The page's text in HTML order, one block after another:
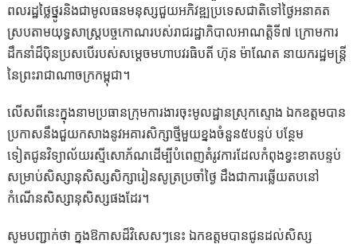
ពលរដ្ឋថ្លៃថ្នូរនិងជាមូលធនមនុស្សជួយអភិវឌ្ឍប្រទេសជាតិទៅថ្ងៃអនាគត
ស្របតាមយុទ្ធសាស្ត្របច្ចកោណរបស់រាជរដ្ឋាភិបាលអាណត្តិទី៧ ក្រោមការ
ដឹកនាំដ៏ប៉ិនប្រសបើរបស់សម្ដេចមហាបវរធិបតី ហ៊ុន ម៉ាណែត នាយករដ្ឋមន្ត្រី
នៃព្រះរាជាណាចក្រកម្ពុជា។
លើសពីនេះក្នុងនាមប្រធានក្រុមការងារចុះមូលដ្ឋានស្រុកស្ទោង ឯកឧត្តមបាន
ប្រកាសនឹងជួយកសាងនូវអគារសិក្សាថ្មីមួយខ្នងចំនួន៥បន្ទប់ បន្ថែម
ទៀតជូនវិទ្យាល័យរស្មីសោភ័ណដើម្បីបំពេញតំរូវការដែលកំពុងខ្វះខាតបន្ទប់
សម្រាប់សិស្សានុសិស្សសិក្សារៀនសូត្រប្រចាំថ្ងៃ ដឹងជាការឆ្លើយតបនៅ
កំណើនសិស្សានុសិស្សផងដែរ។
សូមបញ្ជាក់ថា ក្នុងឱកាសដ៏វិសេសៗនេះ ឯកឧត្តមបានជូនដល់សិស្ស